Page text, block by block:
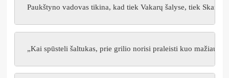
Paukštyno vadovas tikina, kad tiek Vakarų šalyse, tiek
„Kai spūsteli šaltukas, prie grilio norisi praleisti kuo mažiau